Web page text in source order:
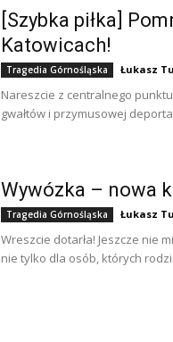
[Szybka piłka]
Katowicach!
Tragedia Górnośląska Łukasz
Nareszcie z centralnego
gwałtów i przymusowej
Wywózka – nowa
Tragedia Górnośląska Łukasz
Wreszcie dotarła! Jeszcze nie
nie tylko dla osób, których